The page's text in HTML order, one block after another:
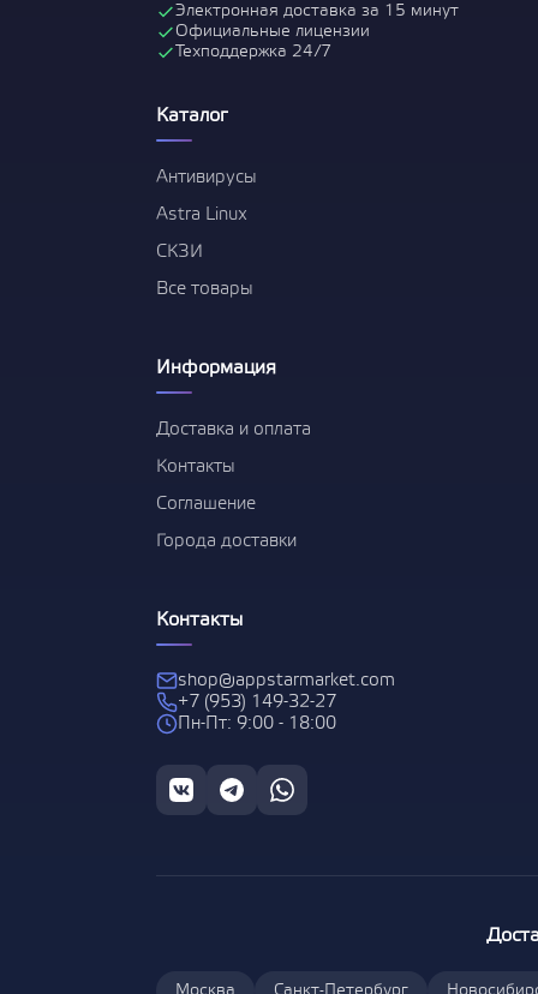
Электронная доставка за 15 минут
Официальные лицензии
Техподдержка 24/7
Каталог
Антивирусы
Astra Linux
СКЗИ
Все товары
Информация
Доставка и оплата
Контакты
Соглашение
Города доставки
Контакты
shop@appstarmarket.com
+7 (953) 149-32-27
Пн-Пт: 9:00 - 18:00